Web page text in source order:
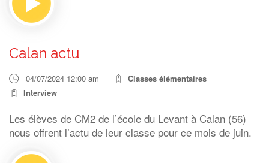
Calan actu
04/07/2024 12:00 am
Classes élémentaires
Interview
Les élèves de CM2 de l’école du Levant à Calan (56)
nous offrent l’actu de leur classe pour ce mois de juin.